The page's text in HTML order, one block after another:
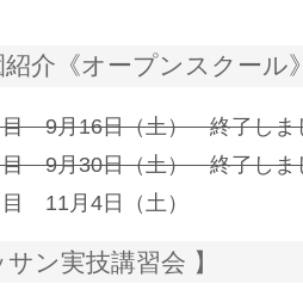
紹介《オープンスクール
目 9月16日（土） 終了しま
目 9月30日（土） 終了しま
11月4日（土）
サン実技講習会 】